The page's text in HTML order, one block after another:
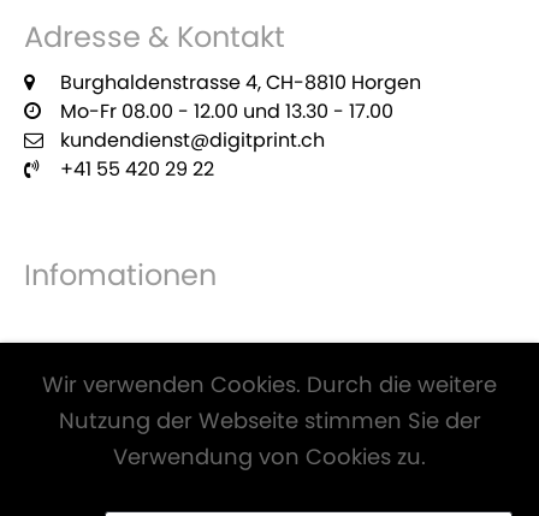
Adresse & Kontakt
Burghaldenstrasse 4, CH-8810 Horgen
Mo-Fr 08.00 - 12.00 und 13.30 - 17.00
kundendienst@digitprint.ch
+41 55 420 29 22
Infomationen
Alle Preise inkl. Mwst. und zzgl.Versandkosten
Wir verwenden Cookies. Durch die weitere
Nutzung der Webseite stimmen Sie der
Verwendung von Cookies zu.